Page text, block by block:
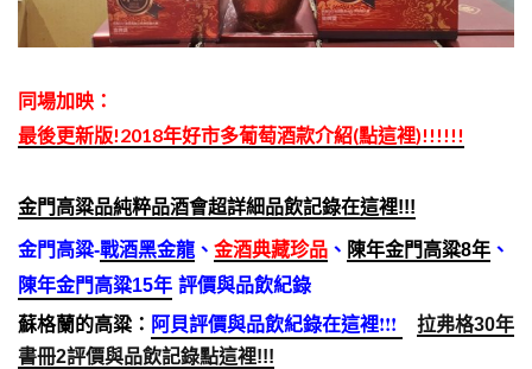
同場加映：
最後更新版!2018年好市多葡萄酒款介紹(點這裡)!!!!!!
金門高粱品純粹品酒會超詳細品飲記錄在這裡!!!
金門高粱-戰酒黑金龍 、 金酒典藏珍品 、 陳年金門高粱8年 、
陳年金門高粱15年 評價與品飲紀錄
蘇格蘭的高粱： 阿貝評價與品飲紀錄在這裡!!!
拉弗格30年
書冊2評價與品飲記錄點這裡!!!